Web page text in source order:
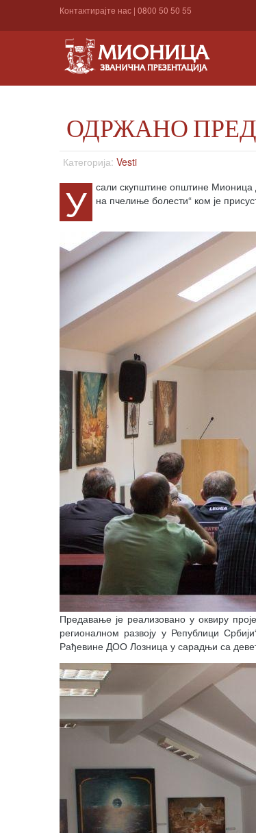
Контактирајте нас | 0800 50 50 55
ОДРЖАНО
Категорија: Vesti
У
сали скупштине општине
на пчелиње болести“ ком је
Предавање је реализовано у оквиру
регионалном развоју у Републици
Рађевине ДОО Лозница у сарадњи са